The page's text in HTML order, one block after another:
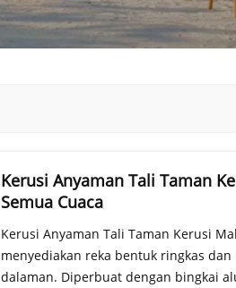
Kerusi Anyaman Tali Taman
Semua Cuaca
Kerusi Anyaman Tali Taman Kerusi
menyediakan reka bentuk ringkas
dalaman. Diperbuat dengan bingkai